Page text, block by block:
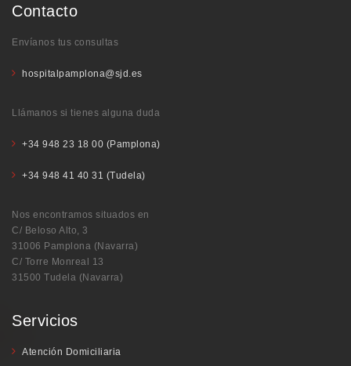
Contacto
Envíanos tus consultas
hospitalpamplona@sjd.es
Llámanos si tienes alguna duda
+34 948 23 18 00 (Pamplona)
+34 948 41 40 31 (Tudela)
Nos encontramos situados en
C/ Beloso Alto, 3
31006 Pamplona (Navarra)
C/ Torre Monreal 13
31500 Tudela (Navarra)
Servicios
Atención Domiciliaria